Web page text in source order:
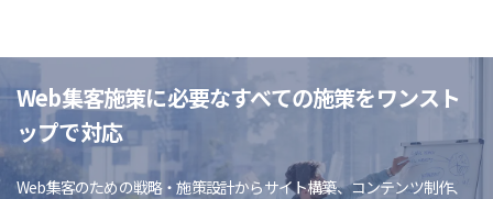
Web集客施策に必要なすべての施策をワンスト
ップで対応
Web集客のための戦略・施策設計からサイト構築、コンテンツ制作、